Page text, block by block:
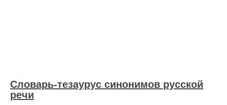
Словарь-тезаурус синонимов русской
речи